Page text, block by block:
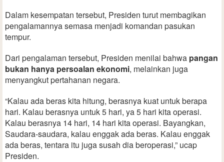
Dalam kesempatan tersebut, Presiden turut membagikan
pengalamannya semasa menjadi komandan pasukan
tempur.
Dari pengalaman tersebut, Presiden menilai bahwa pangan
bukan hanya persoalan ekonomi, melainkan juga
menyangkut pertahanan negara.
“Kalau ada beras kita hitung, berasnya kuat untuk berapa
hari. Kalau berasnya untuk 5 hari, ya 5 hari kita operasi.
Kalau berasnya 14 hari, 14 hari kita operasi. Bayangkan,
Saudara-saudara, kalau enggak ada beras. Kalau enggak
ada beras, tentara itu juga susah dia beroperasi,” ucap
Presiden.